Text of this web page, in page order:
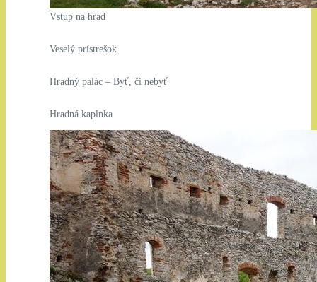
Vstup na hrad
Veselý prístrešok
Hradný palác – Byť, či nebyť
Hradná kaplnka